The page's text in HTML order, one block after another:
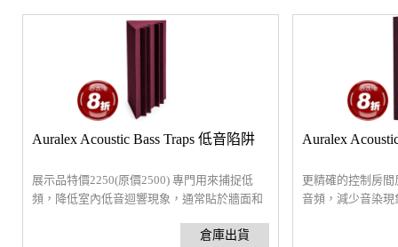
Auralex Acoustic Bass Traps 低音陷阱
展示品特價2250(原價2500) 專門用來捕捉低
頻，降低室內低音迴響現象，通常貼於牆面和
特別容易於空間中迴盪產生嚴重回音，而控制
Auralex
更精確的控制房
音頻，減少音染